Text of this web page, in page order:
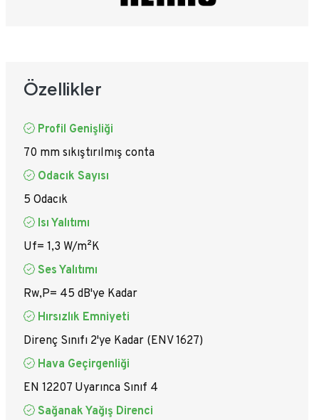
Özellikler
Profil Genişliği
70 mm sıkıştırılmış conta
Odacık Sayısı
5 Odacık
Isı Yalıtımı
Uf= 1,3 W/m²K
Ses Yalıtımı
Rw,P= 45 dB'ye Kadar
Hırsızlık Emniyeti
Direnç Sınıfı 2'ye Kadar (ENV 1627)
Hava Geçirgenliği
EN 12207 Uyarınca Sınıf 4
Sağanak Yağış Direnci